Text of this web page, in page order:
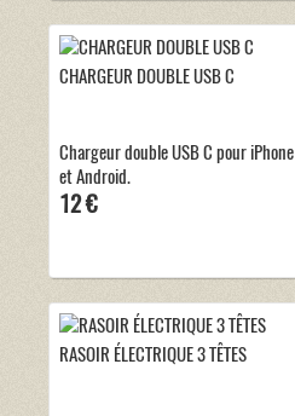
CHARGEUR DOUBLE USB C
Chargeur double USB C pour iPhone
et Android.
12 €
RASOIR ÉLECTRIQUE 3 TÊTES